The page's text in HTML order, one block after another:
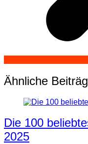
Ähnliche
Die 100
2025